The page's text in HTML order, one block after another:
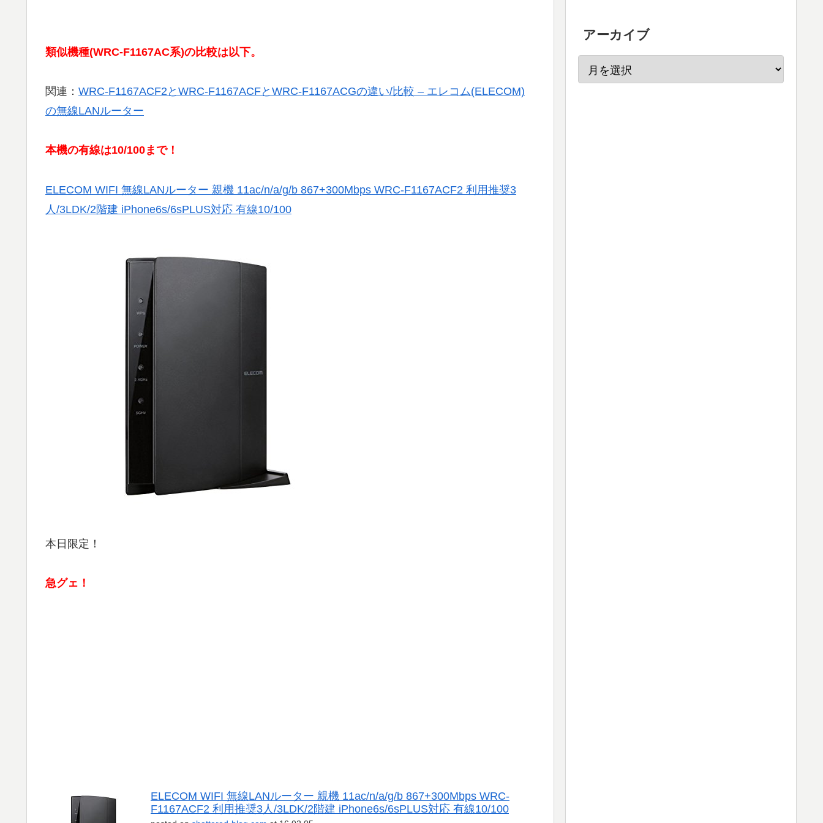
類似機種(WRC-F1167AC系)の比較は以下。
関連： WRC-F1167ACF2とWRC-F1167ACFとWRC-F1167ACGの違い/比較 – エレコム(ELECOM)
の無線LANルーター
本機の有線は10/100まで！
ELECOM WIFI 無線LANルーター 親機 11ac/n/a/g/b 867+300Mbps WRC-F1167ACF2 利用推奨3
人/3LDK/2階建 iPhone6s/6sPLUS対応 有線10/100
本日限定！
急グェ！
ELECOM WIFI 無線LANルーター 親機 11ac/n/a/g/b 867+300Mbps WRC-
F1167ACF2 利用推奨3人/3LDK/2階建 iPhone6s/6sPLUS対応 有線10/100
アーカイブ